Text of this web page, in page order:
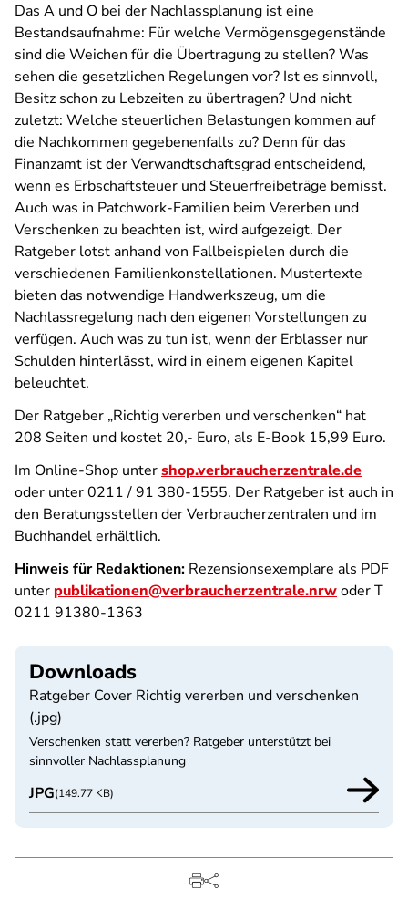
Das A und O bei der Nachlassplanung ist eine
Bestandsaufnahme: Für welche Vermögensgegenstände
sind die Weichen für die Übertragung zu stellen? Was
sehen die gesetzlichen Regelungen vor? Ist es sinnvoll,
Besitz schon zu Lebzeiten zu übertragen? Und nicht
zuletzt: Welche steuerlichen Belastungen kommen auf
die Nachkommen gegebenenfalls zu? Denn für das
Finanzamt ist der Verwandtschaftsgrad entscheidend,
wenn es Erbschaftsteuer und Steuerfreibeträge bemisst.
Auch was in Patchwork-Familien beim Vererben und
Verschenken zu beachten ist, wird aufgezeigt. Der
Ratgeber lotst anhand von Fallbeispielen durch die
verschiedenen Familienkonstellationen. Mustertexte
bieten das notwendige Handwerkszeug, um die
Nachlassregelung nach den eigenen Vorstellungen zu
verfügen. Auch was zu tun ist, wenn der Erblasser nur
Schulden hinterlässt, wird in einem eigenen Kapitel
beleuchtet.
Der Ratgeber „Richtig vererben und verschenken“ hat
208 Seiten und kostet 20,- Euro, als E-Book 15,99 Euro.
Im Online-Shop untershop.verbraucherzentrale.de
oder unter 0211 / 91 380-1555. Der Ratgeber ist auch in
den Beratungsstellen der Verbraucherzentralen und im
Buchhandel erhältlich.
Hinweis für Redaktionen: Rezensionsexemplare als PDF
unter publikationen@verbraucherzentrale.nrwoder T
0211 91380-1363
Downloads
Ratgeber Cover Richtig vererben und verschenken
(.jpg)
Verschenken statt vererben? Ratgeber unterstützt bei
sinnvoller Nachlassplanung
JPG(149.77 KB)